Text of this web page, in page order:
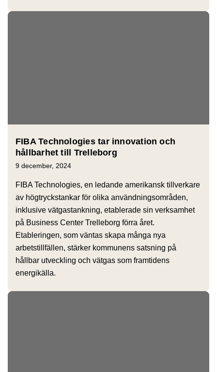
FIBA Technologies tar innovation och
hållbarhet till Trelleborg
9 december, 2024
FIBA Technologies, en ledande amerikansk tillverkare
av högtryckstankar för olika användningsområden,
inklusive vätgastankning, etablerade sin verksamhet
på Business Center Trelleborg förra året.
Etableringen, som väntas skapa många nya
arbetstillfällen, stärker kommunens satsning på
hållbar utveckling och vätgas som framtidens
energikälla.